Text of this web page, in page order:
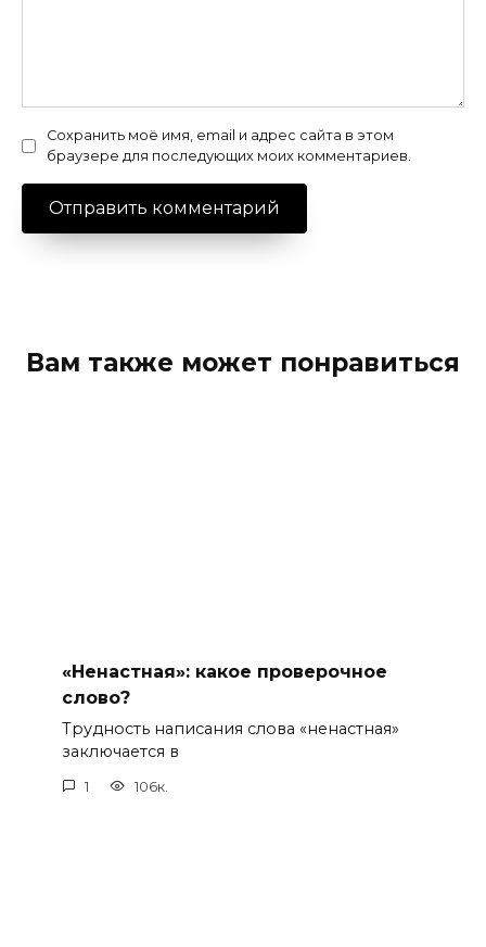
Сохранить моё имя, email и адрес сайта в этом
браузере для последующих моих комментариев.
Вам также может понравиться
«Ненастная»: какое проверочное
слово?
Трудность написания слова «ненастная»
заключается в
1 106к.